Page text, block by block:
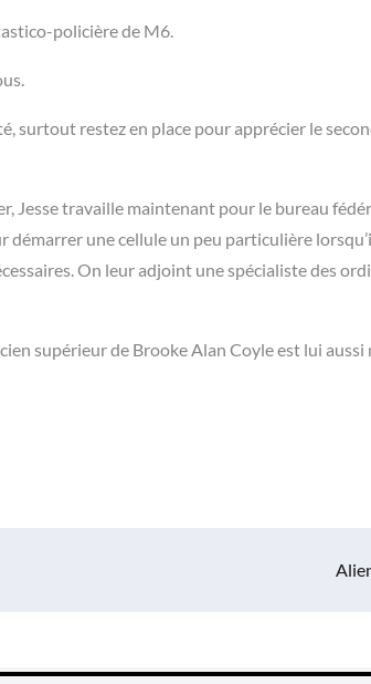
policière de M6.
surtout restez en place pour apprécier le
Jesse travaille maintenant pour le bureau
une cellule un peu particulière
On leur adjoint une spécialiste des
supérieur de Brooke Alan Coyle est lui